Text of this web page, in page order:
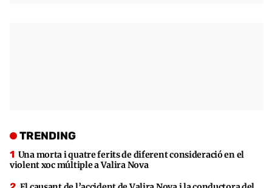
TRENDING
Una morta i quatre ferits de diferent consideració en el
violent xoc múltiple a Valira Nova